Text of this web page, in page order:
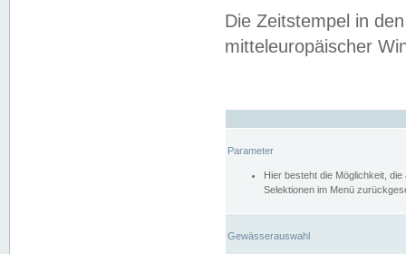
Die Zeitstempel in
mitteleuropäischer
Parameter
Hier besteht die Möglichkeit,
Selektionen im Menü
Gewässerauswahl